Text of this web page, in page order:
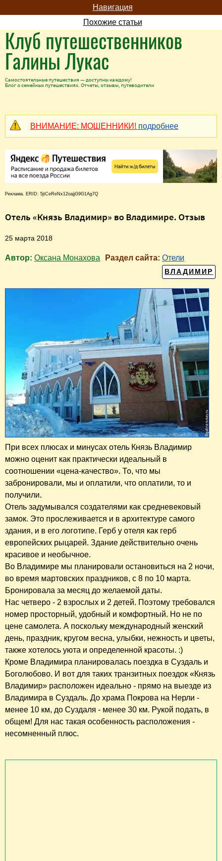
Навигация
Похожие статьи
Клуб путешественников
Галины Лукас
Самостоятельные путешествия — доступны каждому!
Блог о семейных путешествиях. Отчеты, отзывы, путеводители
ВНИМАНИЕ: МОШЕННИКИ! подробнее
Реклама. ERID: 5jtCeReNx12oajjG9G1Ag7Q
Отель «Князь Владимир» во Владимире. Отзыв
25 марта 2018
Автор: Оксана Монахова Раздел сайта: Отели
ВЛАДИМИР
При всех плюсах и минусах отель Князь Владимир
можно оценит как практически идеальный в
соотношении «цена-качество». То, что мы
забронировали, мы и оплатили, что оплатили, то и
получили.
Отель задумывался создателями как средневековый
замок. Это прослеживается и в архитектуре самого
здания, и в его логотипе. Герб у отеля как герб
европейских рыцарей. Здание действительно очень
красивое и необычное.
Во Владимире мы планировали остановиться на 2 ночи,
во время мартовских праздников, с 8 по 10 марта.
Бронировала за месяц до желаемой даты.
Нас четверо - 2 взрослых и 2 детей. Поэтому требовался
номер просторный, удобный и комфортный. Но не по
цене самолета. А поскольку международный женский
день, праздник, кругом весна, улыбки, нежность и цветы,
также хотелось уюта и определенной красоты. :)
Кроме Владимира планировалась поездка в Суздаль и
Боголюбово. И вот для таких транзитных поездок «Князь
Владимир» расположен идеально - прямо на выезде из
Владимира в Суздаль. До храма Покрова на Нерли -
менее 10 км, до Суздаля - менее 30 км. Рукой подать, в
общем! Для нас такая особенность расположения -
несомненный плюс.